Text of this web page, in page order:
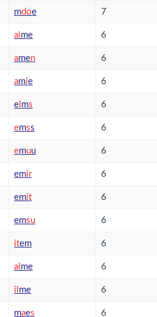
mdoe 7
a me 6
amen 6
amie 6
e ms 6
emss 6
emuu 6
emir 6
emit 6
emsu 6
item 6
a me 6
i me 6
maes 6